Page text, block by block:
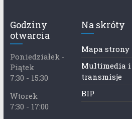
Godziny
otwarcia
Poniedziałek -
Piątek
7:30 - 15:30
Wtorek
7:30 - 17:00
Na skróty
Mapa strony
Multimedia i
transmisje
BIP